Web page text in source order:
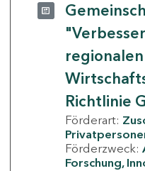
regionalen
Richtlinie
Förderart:
Förderzweck:
Forschung,